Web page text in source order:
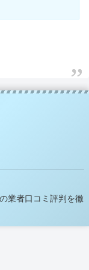
業者口コミ評判を徹